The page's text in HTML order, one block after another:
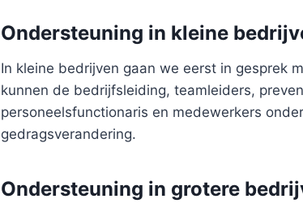
Ondersteuning in kleine
In kleine bedrijven gaan we eerst in gesprek
kunnen de bedrijfsleiding, teamleiders,
personeelsfunctionaris en medewerkers
gedragsverandering.
Ondersteuning in grotere